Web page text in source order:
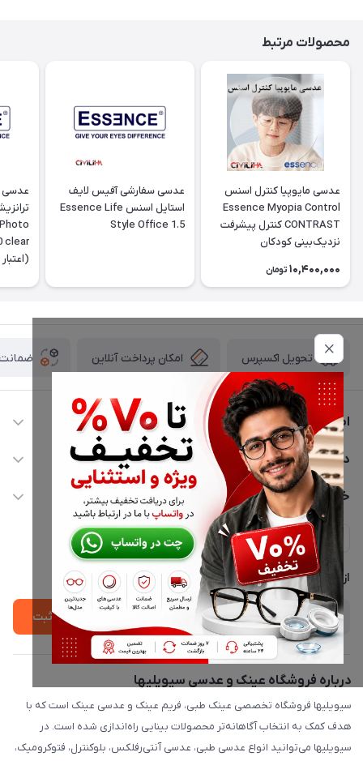
محصولات مرتبط
عدسی مایوپیا کنترل اسنس
Essence Myopia Control
CONTRAST کنترل پیشرفت
نزدیک‌بینی کودکان
10,400,000 تومان
عدسی سفارشی آفیس لایف
استایل اسنس Essence Life
Style Office 1.5
عدسی
تحویل اکسپرس امکان پرداخت آنلاین ضمانت
اطلاعات تماس
02177116909
info@civiliha.com
ارسال فوری در تهران + ارسال به سراسر کشور
دسترسی سریع
حساب کاربری
مجله فروشگاه
لیست محصولات
درباره ما
خدمات مشتریان
حریم خصوصی
پشتیبانی واتساپ 09397003162
از جدید‌ترین تخفیف‌ها با‌ خبر شوید
ثبت
درباره فروشگاه عینک و عدسی سیویلیها
سیویلیها فروشگاه تخصصی عینک طبی، فریم عینک و عدسی عینک است که با
هدف کمک به انتخاب آگاهانه‌تر محصولات بینایی راه‌اندازی شده است. در
سیویلیها می‌توانید انواع عدسی طبی، عدسی آنتی‌رفلکس، بلوکنترل، فتوکرومیک،